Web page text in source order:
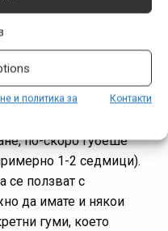
и политика за
Контакти
след всяко по-
т.е. при
е разлепвала, колкото
На практика
гумата никога не е
по-скоро губеше
1-2 седмици).
се ползват с
да имате и някои
гуми, което